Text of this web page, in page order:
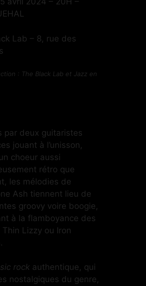
Lab – 8, rue des
: The Black Lab et Jazz en
par deux guitaristes
jouant à l’unisson,
choeur aussi
rétro que
les mélodies de
Ash tiennent lieu de
groovy voire boogie,
à la flamboyance des
Thin Lizzy ou Iron
rock authentique, qui
nostalgiques du genre,